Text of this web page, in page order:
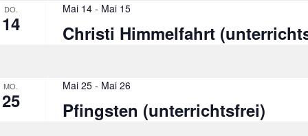
DO.
14
Mai 14- Mai 15
Christi Himmelfahrt
MO.
25
Mai 25- Mai 26
Pfingsten (unterrichtsfrei)